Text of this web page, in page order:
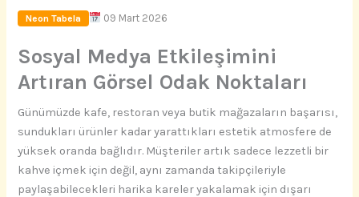
Neon Tabela 09 Mart 2026
Sosyal Medya Etkileşimini
Artıran Görsel Odak Noktaları
Günümüzde kafe, restoran veya butik mağazaların başarısı,
sundukları ürünler kadar yarattıkları estetik atmosfere de
yüksek oranda bağlıdır. Müşteriler artık sadece lezzetli bir
kahve içmek için değil, aynı zamanda takipçileriyle
paylaşabilecekleri harika kareler yakalamak için dışarı